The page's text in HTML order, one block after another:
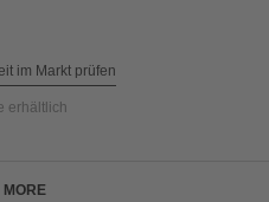
im Markt prüfen
erhältlich